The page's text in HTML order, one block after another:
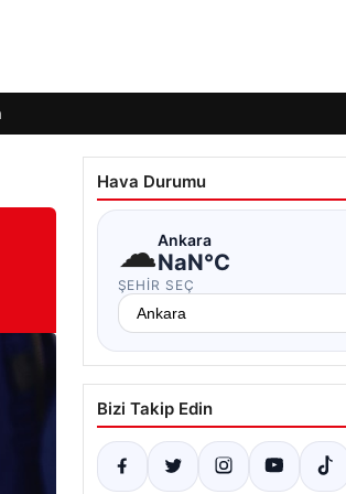
Hava Durumu
☁Ankara
NaN°C
ŞEHIR SEÇ
Bizi Takip Edin